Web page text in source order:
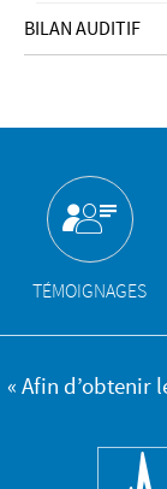
BILAN AUDITIF
TÉMOIGNAGES
« Afin d’obtenir